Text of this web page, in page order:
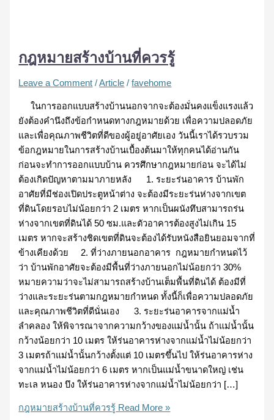
กฎหมายสร้างบ้านที่ควรรู้
Leave a Comment /Article /favehome
ในการออกแบบสร้างบ้านนอกจากจะต้องมั่นคงแข็งแรงแล้ว
ยังต้องคำนึงถึงข้อกำหนดทางกฎหมายด้วย เพื่อความปลอดภัย
และเพื่อคุณภาพชีวิตที่ดีของผู้อยู่อาศัยเอง วันนี้เราได้รวบรวม
ข้อกฎหมายในการสร้างบ้านเบื้องต้นมาให้ทุกคนได้อ่านกัน
ก่อนจะทำการออกแบบบ้าน ควรศึกษากฎหมายก่อน จะได้ไม่
ต้องเกิดปัญหาตามมาภายหลัง 1. ระยะร่นอาคาร บ้านพัก
อาศัยที่มีช่องเปิดประตูหน้าต่าง จะต้องมีระยะร่นห่างจากเขต
ที่ดินโดยรอบไม่น้อยกว่า 2 เมตร หากเป็นผนังทึบสามารถร่น
ห่างจากเขตที่ดินได้ 50 ซม.และตัวอาคารต้องสูงไม่เกิน 15
เมตร หากจะสร้างชิดเขตที่ดินจะต้องได้รับหนังสือยินยอมจากที่
ข้างเคียงด้วย 2. ที่ว่างภายนอกอาคาร กฎหมายกำหนดไว้
ว่า บ้านพักอาศัยจะต้องมีพื้นที่ว่างภายนอกไม่น้อยกว่า 30%
หมายความว่าจะไม่สามารถสร้างบ้านเต็มพื้นที่ดินได้ ต้องมีที่
ว่างและระยะร่นตามกฎหมายกำหนด ทั้งนี้ก็เพื่อความปลอดภัย
และคุณภาพชีวิตที่ดีนั่นเอง 3. ระยะร่นอาคารจากแม่น้ำ
ลำคลอง ให้พิจารณาจากความกว้างของแม่น้ำนั้น ถ้าแม่น้ำนั้น
กว้างน้อยกว่า 10 เมตร ให้ร่นอาคารห่างจากแม่น้ำไม่น้อยกว่า
3 เมตรถ้าแม่น้ำนั้นกว้างตั้งแต่ 10 เมตรขึ้นไป ให้ร่นอาคารห่าง
จากแม่น้ำไม่น้อยกว่า 6 เมตร หากเป็นแม่น้ำขนาดใหญ่ เช่น
ทะเล หนอง บึง ให้ร่นอาคารห่างจากแม่น้ำไม่น้อยกว่า […]
กฎหมายสร้างบ้านที่ควรรู้ Read More »